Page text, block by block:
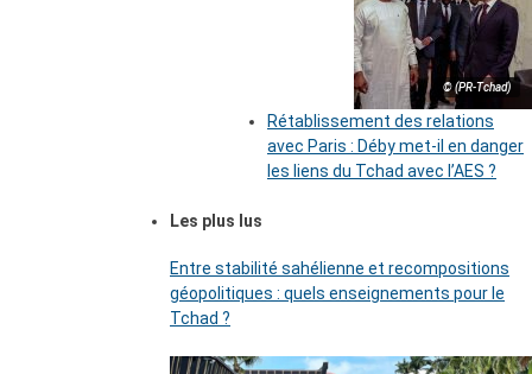
© (PR-Tchad)
Rétablissement des relations
avec Paris : Déby met-il en danger
les liens du Tchad avec l’AES ?
Les plus lus
Entre stabilité sahélienne et recompositions
géopolitiques : quels enseignements pour le
Tchad ?